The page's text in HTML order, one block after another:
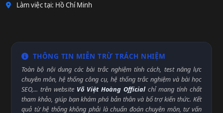
Làm việc tại: Hồ Chí Minh
THÔNG TIN MIỄN TRỪ TRÁCH NHIỆM
Toàn bộ nội dung các bài trắc nghiệm tính cách, test năng lực
chuyên môn, hệ thống công cụ, hệ thống trắc nghiệm và bài học
SEO,... trên website Võ Việt Hoàng Official chỉ mang tính chất
tham khảo, giúp bạn khám phá bản thân và bổ trợ kiến thức. Kết
quả từ hệ thống không phải là chuẩn đoán chuyên môn, tư vấn